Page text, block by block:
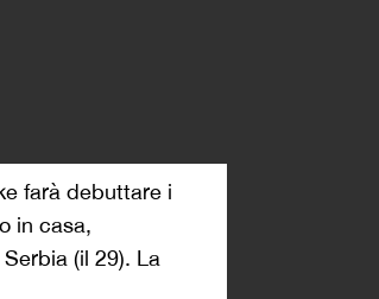
farà debuttare i
in casa,
(il 29). La